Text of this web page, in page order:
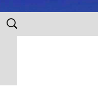
Rechercher :